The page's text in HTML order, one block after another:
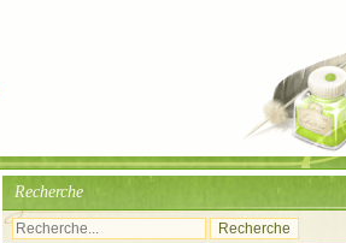
Recherche